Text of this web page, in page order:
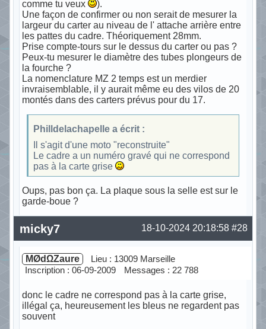
comme tu veux
).
Une façon de confirmer ou non serait de mesurer la
largeur du carter au niveau de l' attache arrière entre
les pattes du cadre. Théoriquement 28mm.
Prise compte-tours sur le dessus du carter ou pas ?
Peux-tu mesurer le diamètre des tubes plongeurs de
la fourche ?
La nomenclature MZ 2 temps est un merdier
invraisemblable, il y aurait même eu des vilos de 20
montés dans des carters prévus pour du 17.
Philldelachapelle a écrit :
Il s'agit d'une moto "reconstruite"
Le cadre a un numéro gravé qui ne correspond
pas à la carte grise
Oups, pas bon ça. La plaque sous la selle est sur le
garde-boue ?
Hors ligne #28
18-10-2024 20:18:58
micky7
MØdΩZaure
Lieu : 13009 Marseille
Inscription : 06-09-2009
Messages : 22 788
donc le cadre ne correspond pas à la carte grise,
illégal ça, heureusement les bleus ne regardent pas
souvent